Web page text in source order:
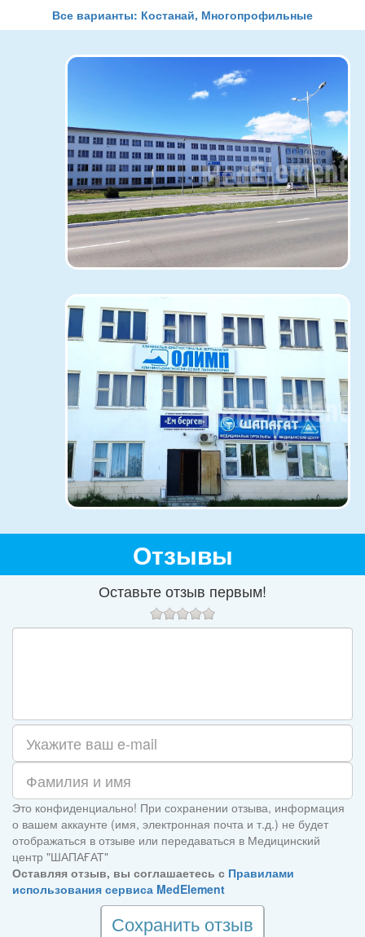
Все варианты: Костанай, Многопрофильные
Отзывы
Оставьте отзыв первым!
Это конфиденциально! При сохранении отзыва, информация
о вашем аккаунте (имя, электронная почта и т.д.) не будет
отображаться в отзыве или передаваться в Медицинский
центр "ШАПАҒАТ"
Оставляя отзыв, вы соглашаетесь с Правилами
использования сервиса MedElement
Сохранить отзыв